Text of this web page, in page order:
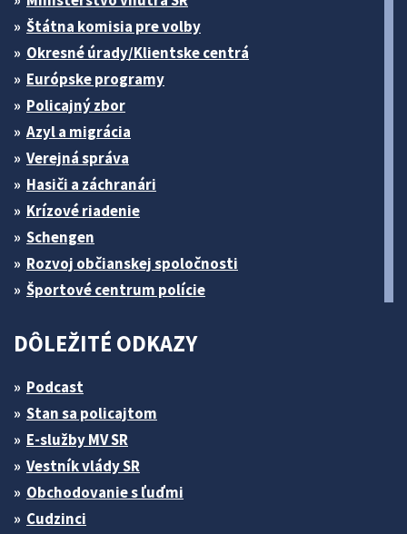
Štátna komisia pre volby
Okresné úrady/Klientske centrá
Európske programy
Policajný zbor
Azyl a migrácia
Verejná správa
Hasiči a záchranári
Krízové riadenie
Schengen
Rozvoj občianskej spoločnosti
Športové centrum polície
DÔLEŽITÉ ODKAZY
Podcast
Stan sa policajtom
E-služby MV SR
Vestník vlády SR
Obchodovanie s ľuďmi
Cudzinci